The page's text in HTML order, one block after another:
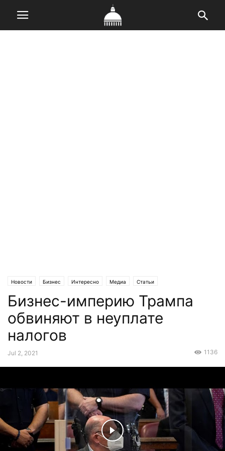
Новости Бизнес Интересно Медиа Статьи
Бизнес-империю Трампа
обвиняют в неуплате
налогов
Jul 2, 2021 1136